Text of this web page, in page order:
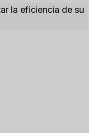
la eficiencia de su